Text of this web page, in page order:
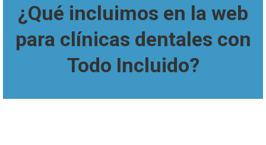
¿Qué incluimos en la web
para clínicas dentales con
Todo Incluido?